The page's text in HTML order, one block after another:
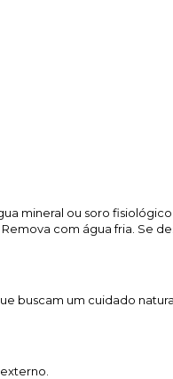
mineral ou soro
com água fria. Se
buscam um cuidado